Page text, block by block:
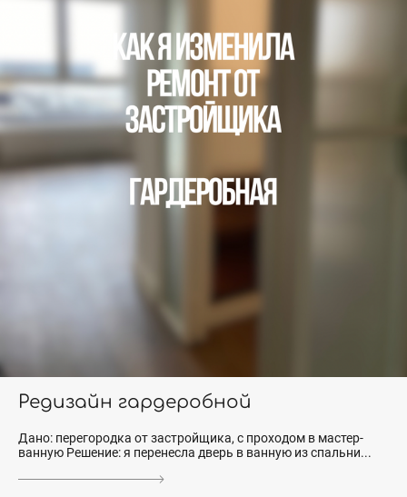
Редизайн гардеробной
Дано: перегородка от застройщика, с проходом в мастер-
ванную Решение: я перенесла дверь в ванную из спальни...